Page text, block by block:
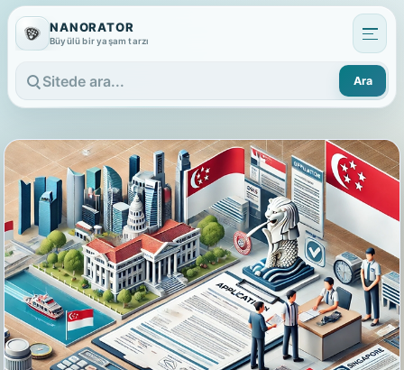
NANORATOR
Büyülü bir yaşam tarzı
Sitede ara
Ara